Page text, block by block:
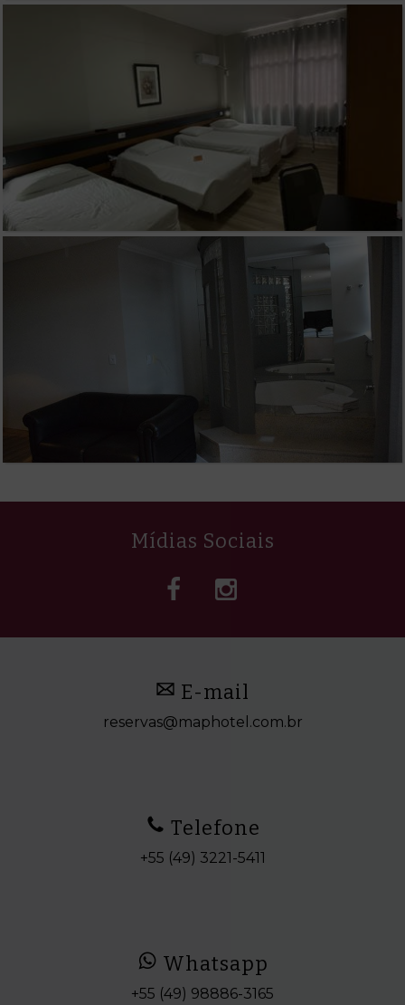
Mídias Sociais
E-mail
reservas@maphotel.com.br
Telefone
+55 (49) 3221-5411
Whatsapp
+55 (49) 98886-3165